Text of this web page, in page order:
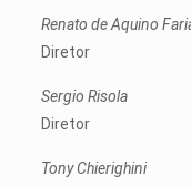
Renato de Aquino
Diretor
Sergio Risola
Diretor
Tony Chierighini